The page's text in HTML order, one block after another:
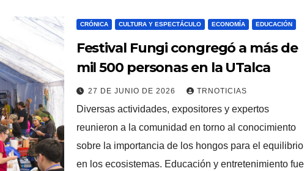
CRÓNICA CULTURA Y ESPECTÁCULO ECONOMÍA EDUCACIÓN
Festival Fungi congregó a más de
mil 500 personas en la UTalca
27 DE JUNIO DE 2026 TRNOTICIAS
Diversas actividades, expositores y expertos
reunieron a la comunidad en torno al conocimiento
sobre la importancia de los hongos para el equilibrio
en los ecosistemas. Educación y entretenimiento fue